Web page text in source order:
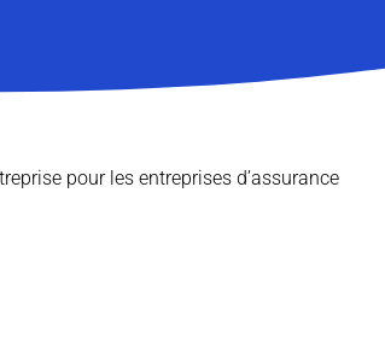
pour les entreprises d’assurance